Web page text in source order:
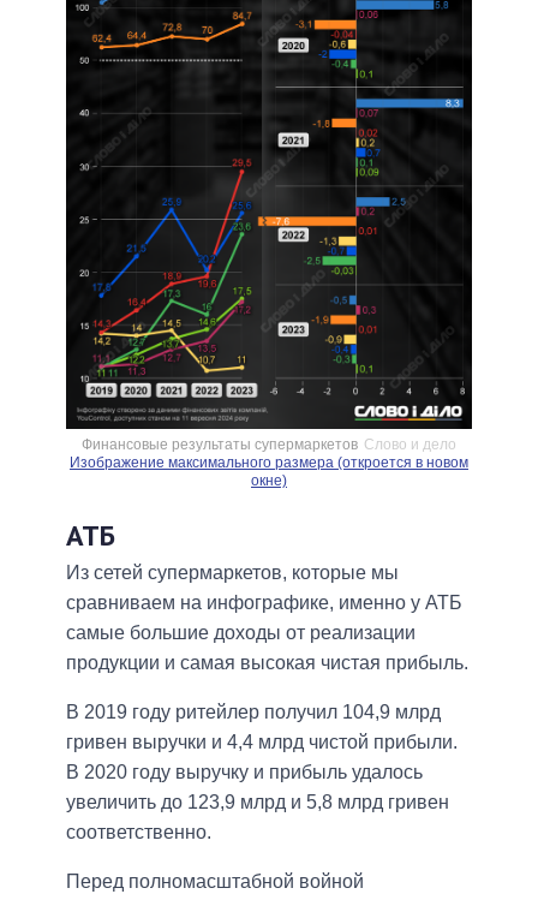
Финансовые результаты супермаркетов Слово и дело
Изображение максимального размера (откроется в новом
окне)
АТБ
Из сетей супермаркетов, которые мы
сравниваем на инфографике, именно у АТБ
самые большие доходы от реализации
продукции и самая высокая чистая прибыль.
В 2019 году ритейлер получил 104,9 млрд
гривен выручки и 4,4 млрд чистой прибыли.
В 2020 году выручку и прибыль удалось
увеличить до 123,9 млрд и 5,8 млрд гривен
соответственно.
Перед полномасштабной войной